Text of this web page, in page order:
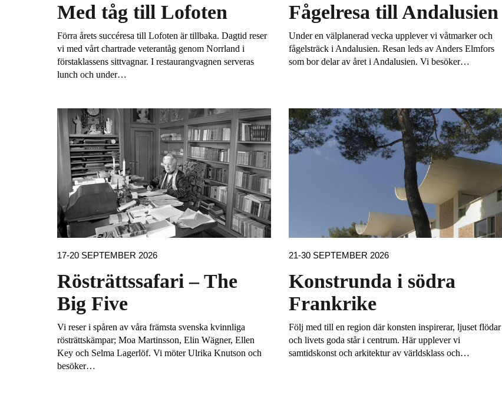
Med tåg till Lofoten
Förra årets succéresa till Lofoten är tillbaka. Dagtid reser
vi med vårt chartrade veterantåg genom Norrland i
förstaklassens sittvagnar. I restaurangvagnen serveras
lunch och under…
Fågelresa till Andalusien
Under en välplanerad vecka upplever vi våtmarker och
fågelsträck i Andalusien. Resan leds av Anders Elmfors
som bor delar av året i Andalusien. Vi besöker…
17-20 SEPTEMBER 2026
Rösträttssafari – The
Big Five
Vi reser i spåren av våra främsta svenska kvinnliga
rösträttskämpar; Moa Martinsson, Elin Wägner, Ellen
Key och Selma Lagerlöf. Vi möter Ulrika Knutson och
besöker…
21-30 SEPTEMBER 2026
Konstrunda i södra
Frankrike
Följ med till en region där konsten inspirerar, ljuset flödar
och livets goda står i centrum. Här upplever vi
samtidskonst och arkitektur av världsklass och…